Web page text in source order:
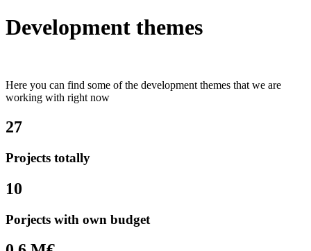
Development themes
Here you can find some of the development themes that we are
working with right now
27
Projects totally
10
Porjects with own budget